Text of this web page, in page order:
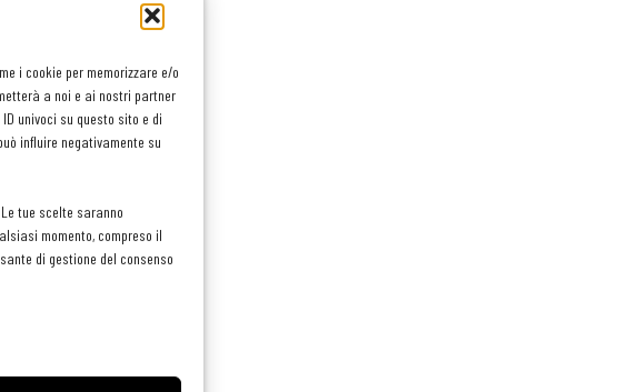
i cookie per memorizzare e/o
a noi e ai nostri partner
univoci su questo sito e di
influire negativamente su
tue scelte saranno
momento, compreso il
di gestione del consenso
e ai
di